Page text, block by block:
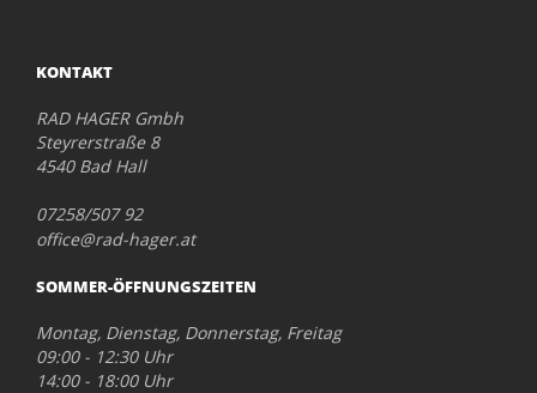
KONTAKT
RAD HAGER Gmbh
Steyrerstraße 8
4540 Bad Hall
07258/507 92
office@rad-hager.at
SOMMER-ÖFFNUNGSZEITEN
Montag, Dienstag, Donnerstag, Freitag
09:00 - 12:30 Uhr
14:00 - 18:00 Uhr